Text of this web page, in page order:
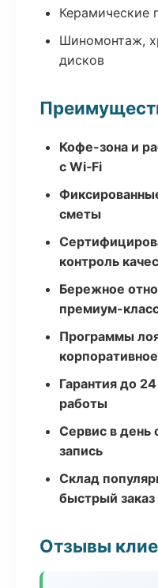
Керамические
Шиномонтаж,
дисков
Кофе-зона и
с Wi‑Fi
сметы
контроль
Бережное
премиум-
Программы
Гарантия до
работы
Сервис в день
запись
Склад
быстрый
Отзывы